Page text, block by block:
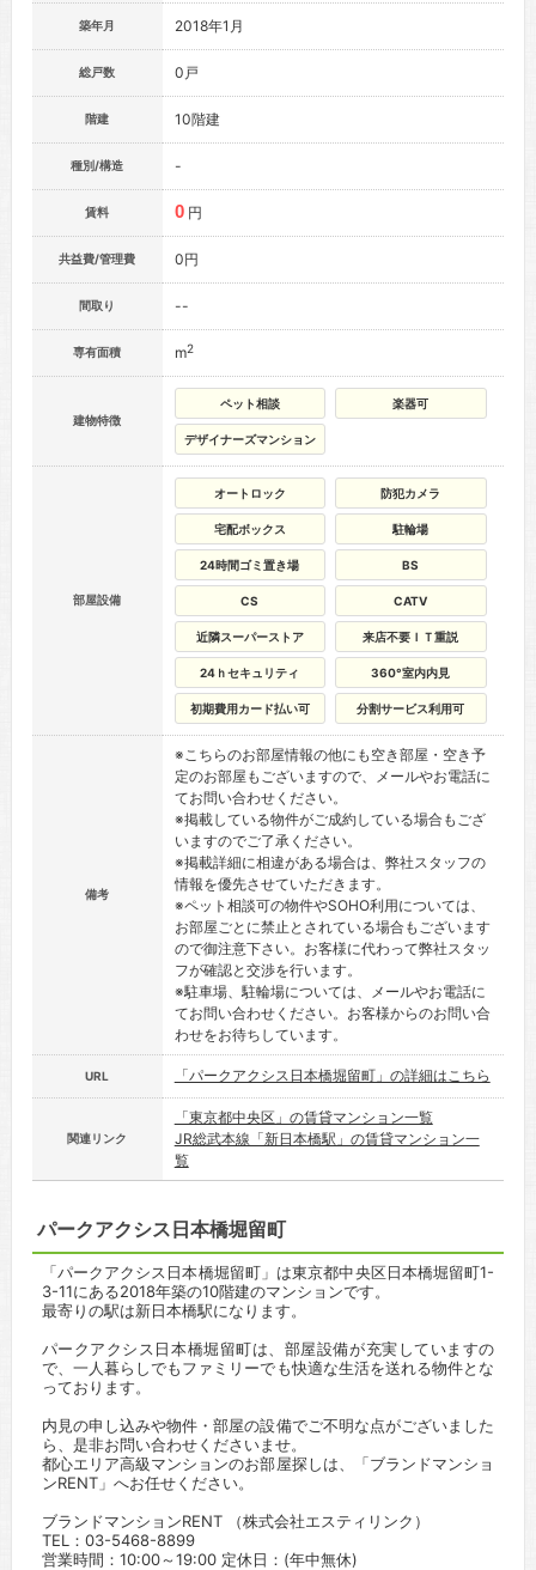
築年月 2018年1月
総戸数 0戸
階建 10階建
種別/構造 -
賃料 0 円
共益費/管理費 0円
間取り --
専有面積 m2
建物特徴
ペット相談 楽器可
デザイナーズマンション
部屋設備
オートロック 防犯カメラ
宅配ボックス 駐輪場
24時間ゴミ置き場 BS
CS CATV
近隣スーパーストア 来店不要ＩＴ重説
24ｈセキュリティ 360°室内内見
初期費用カード払い可 分割サービス利用可
備考
※こちらのお部屋情報の他にも空き部屋・空き予
定のお部屋もございますので、メールやお電話に
てお問い合わせください。
※掲載している物件がご成約している場合もござ
いますのでご了承ください。
※掲載詳細に相違がある場合は、弊社スタッフの
情報を優先させていただきます。
※ペット相談可の物件やSOHO利用については、
お部屋ごとに禁止とされている場合もございます
ので御注意下さい。お客様に代わって弊社スタッ
フが確認と交渉を行います。
※駐車場、駐輪場については、メールやお電話に
てお問い合わせください。お客様からのお問い合
わせをお待ちしています。
URL 「パークアクシス日本橋堀留町」の詳細はこちら
関連リンク
「東京都中央区」の賃貸マンション一覧
JR総武本線「新日本橋駅」の賃貸マンション一
覧
パークアクシス日本橋堀留町
「パークアクシス日本橋堀留町」は東京都中央区日本橋堀留町1-
3-11にある2018年築の10階建のマンションです。
最寄りの駅は新日本橋駅になります。
パークアクシス日本橋堀留町は、部屋設備が充実していますの
で、一人暮らしでもファミリーでも快適な生活を送れる物件とな
っております。
内見の申し込みや物件・部屋の設備でご不明な点がございました
ら、是非お問い合わせくださいませ。
都心エリア高級マンションのお部屋探しは、「ブランドマンショ
ンRENT」へお任せください。
ブランドマンションRENT （株式会社エスティリンク）
TEL：03-5468-8899
営業時間：10:00～19:00 定休日：(年中無休)